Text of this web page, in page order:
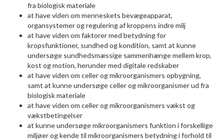
fra biologisk materiale
at have viden om menneskets bevægeapparat,
organsystemer og regulering af kroppens indre milj
at have viden om faktorer med betydning for
kropsfunktioner, sundhed og kondition, samt at kunne
undersøge sundhedsmæssige sammenhænge mellem krop,
kost og motion, herunder med digitale redskaber
at have viden om celler og mikroorganismers opbygning,
samt at kunne undersøge celler og mikroorganismer ud fra
biologisk materiale
at have viden om celler og mikroorganismers vækst og
vækstbetingelser
at kunne undersøge mikroorganismers funktion i forskellige
miljøer og kende til mikroorganismers betydning i forhold til